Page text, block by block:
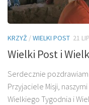
KRZYŻ /WIELKI POST 21
Wielki Post i
Serdecznie pozdrawiam
Przyjaciele Misji,
Wielkiego Tygodnia i